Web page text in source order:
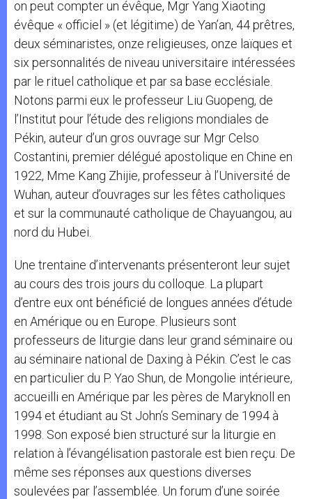
on peut compter un évêque, Mgr Yang Xiaoting
évêque « officiel » (et légitime) de Yan’an, 44 prêtres,
deux séminaristes, onze religieuses, onze laïques et
six personnalités de niveau universitaire intéressées
par le rituel catholique et par sa base ecclésiale.
Notons parmi eux le professeur Liu Guopeng, de
l’Institut pour l’étude des religions mondiales de
Pékin, auteur d’un gros ouvrage sur Mgr Celso
Costantini, premier délégué apostolique en Chine en
1922, Mme Kang Zhijie, professeur à l’Université de
Wuhan, auteur d’ouvrages sur les fêtes catholiques
et sur la communauté catholique de Chayuangou, au
nord du Hubei.
Une trentaine d’intervenants présenteront leur sujet
au cours des trois jours du colloque. La plupart
d’entre eux ont bénéficié de longues années d’étude
en Amérique ou en Europe. Plusieurs sont
professeurs de liturgie dans leur grand séminaire ou
au séminaire national de Daxing à Pékin. C’est le cas
en particulier du P. Yao Shun, de Mongolie intérieure,
accueilli en Amérique par les pères de Maryknoll en
1994 et étudiant au St John’s Seminary de 1994 à
1998. Son exposé bien structuré sur la liturgie en
relation à l’évangélisation pastorale est bien reçu. De
même ses réponses aux questions diverses
soulevées par l’assemblée. Un forum d’une soirée